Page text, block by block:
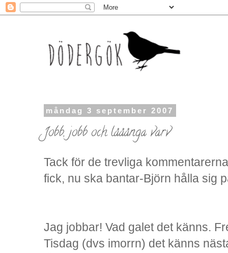
måndag 3 september 2007
Jobb, jobb och lååånga varv
Tack för de trevliga
fick, nu ska bantar-Björn hålla sig
Jag jobbar! Vad galet det känns.
Tisdag (dvs imorrn) det känns